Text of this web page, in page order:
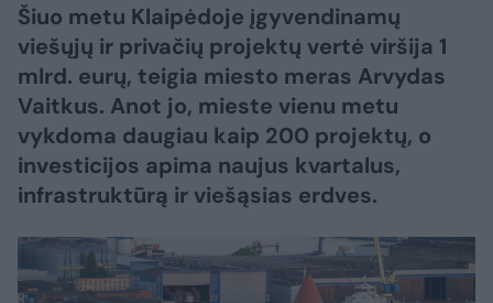
Šiuo metu Klaipėdoje įgyvendinamų
viešųjų ir privačių projektų vertė viršija 1
mlrd. eurų, teigia miesto meras Arvydas
Vaitkus. Anot jo, mieste vienu metu
vykdoma daugiau kaip 200 projektų, o
investicijos apima naujus kvartalus,
infrastruktūrą ir viešąsias erdves.